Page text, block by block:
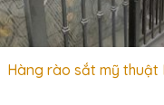
Hàng rào sắt mỹ thuật